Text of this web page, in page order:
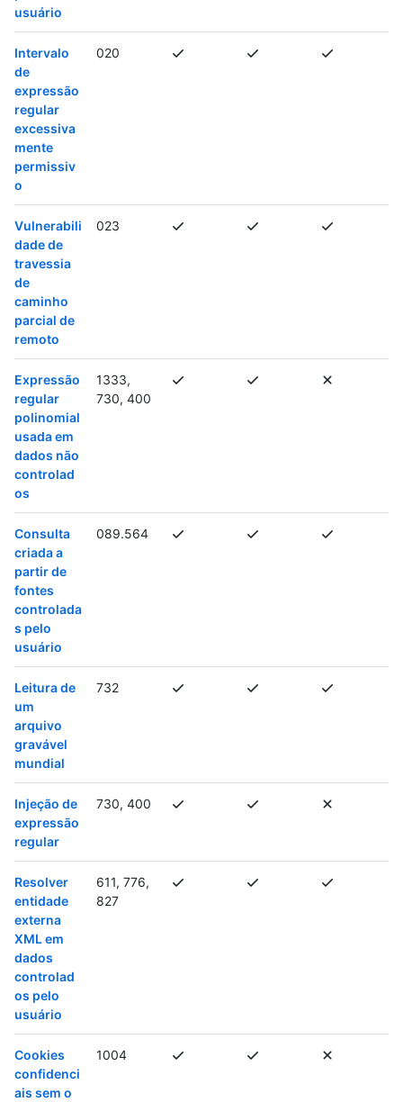
usuário
Intervalo
de
expressão
regular
excessiva
mente
permissiv
o
020
Vulnerabili
dade de
travessia
de
caminho
parcial de
remoto
023
Expressão
regular
polinomial
usada em
dados não
controlad
os
1333,
730, 400
Consulta
criada a
partir de
fontes
controlada
s pelo
usuário
089.564
Leitura de
um
arquivo
gravável
mundial
732
Injeção de
expressão
regular
730, 400
Resolver
entidade
externa
XML em
dados
controlad
os pelo
usuário
611, 776,
827
Cookies
confidenci
ais sem o
1004